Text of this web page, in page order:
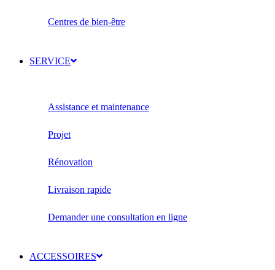
Centres de bien-être
SERVICE
Assistance et maintenance
Projet
Rénovation
Livraison rapide
Demander une consultation en ligne
ACCESSOIRES